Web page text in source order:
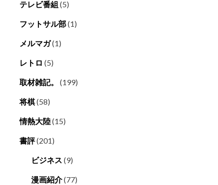
テレビ番組 (5)
フットサル部(1)
メルマガ(1)
レトロ (5)
取材雑記。 (199)
将棋(58)
情熱大陸(15)
書評(201)
ビジネス (9)
漫画紹介(77)